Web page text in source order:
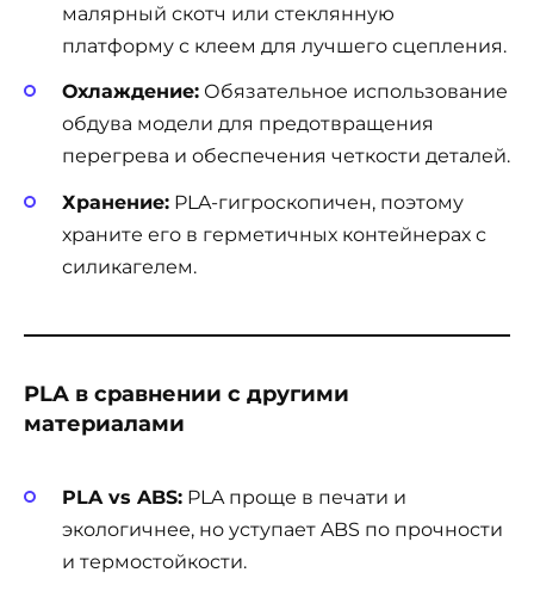
малярный скотч или стеклянную
платформу с клеем для лучшего сцепления.
Охлаждение: Обязательное использование
обдува модели для предотвращения
перегрева и обеспечения четкости деталей.
Хранение: PLA-гигроскопичен, поэтому
храните его в герметичных контейнерах с
силикагелем.
PLA в сравнении с другими
материалами
PLA vs ABS: PLA проще в печати и
экологичнее, но уступает ABS по прочности
и термостойкости.